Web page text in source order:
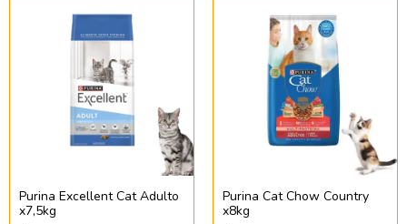
Purina Excellent Cat Adulto
x7,5kg
Purina Cat Chow Country
x8kg